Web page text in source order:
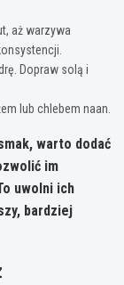
aż warzywa
Dopraw solą i
lub chlebem naan.
warto dodać
im
uwolni ich
bardziej